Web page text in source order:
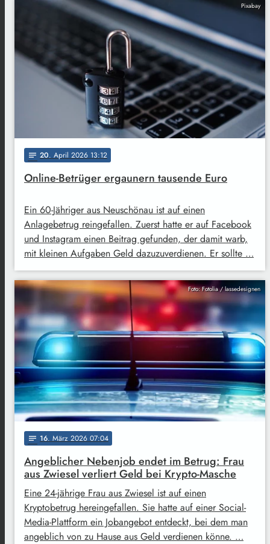
Pixabay
notes 20. April 2026 13:12
Online-Betrüger ergaunern tausende Euro
Ein 60-Jähriger aus Neuschönau ist auf einen
Anlagebetrug reingefallen. Zuerst hatte er auf Facebook
und Instagram einen Beitrag gefunden, der damit warb,
mit kleinen Aufgaben Geld dazuzuverdienen. Er sollte …
Foto: Fotolia / lassedesignen
notes 16. März 2026 07:04
Angeblicher Nebenjob endet im Betrug: Frau
aus Zwiesel verliert Geld bei Krypto-Masche
Eine 24-jährige Frau aus Zwiesel ist auf einen
Kryptobetrug hereingefallen. Sie hatte auf einer Social-
Media-Plattform ein Jobangebot entdeckt, bei dem man
angeblich von zu Hause aus Geld verdienen könne. …